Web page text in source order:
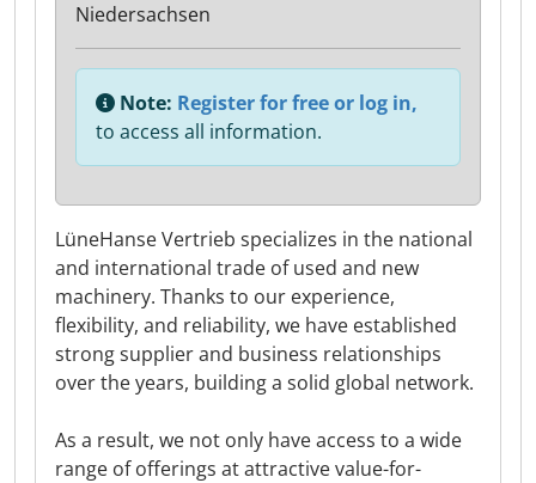
LüneHanse Vertrieb specializes in the national
and international trade of used and new
machinery. Thanks to our experience,
flexibility, and reliability, we have established
strong supplier and business relationships
over the years, building a solid global network.
As a result, we not only have access to a wide
range of offerings at attractive value-for-
Niedersachsen
Note: Register for free or log in,
to access all information.